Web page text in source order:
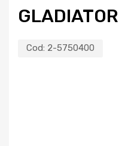
GLADIATOR
Cod: 2-5750400